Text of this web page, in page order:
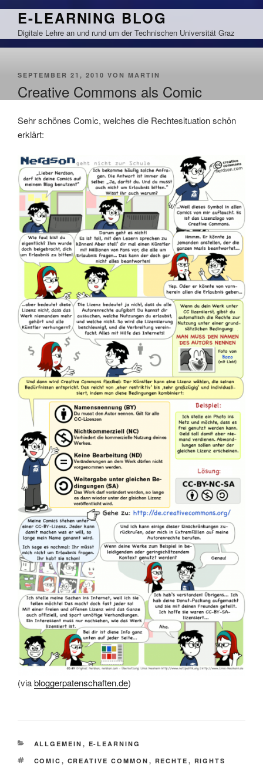
Zum
springen
E-LEARNING BLOG
Digitale Lehre an und rund um der Technischen Universität Graz
VERÖFFENTLICHT
SEPTEMBER 21, 2010 VON MARTIN
Creative Commons als Comic
Sehr schönes Comic, welches die Rechtesituation schön
erklärt:
(viabloggerpatenschaften.de)
KATEGORIEN
ALLGEMEIN , E-LEARNING
SCHLAGWÖRTER
COMIC , CREATIVE COMMON , RECHTE , RIGHTS